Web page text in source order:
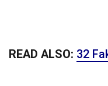
READ ALSO: 32